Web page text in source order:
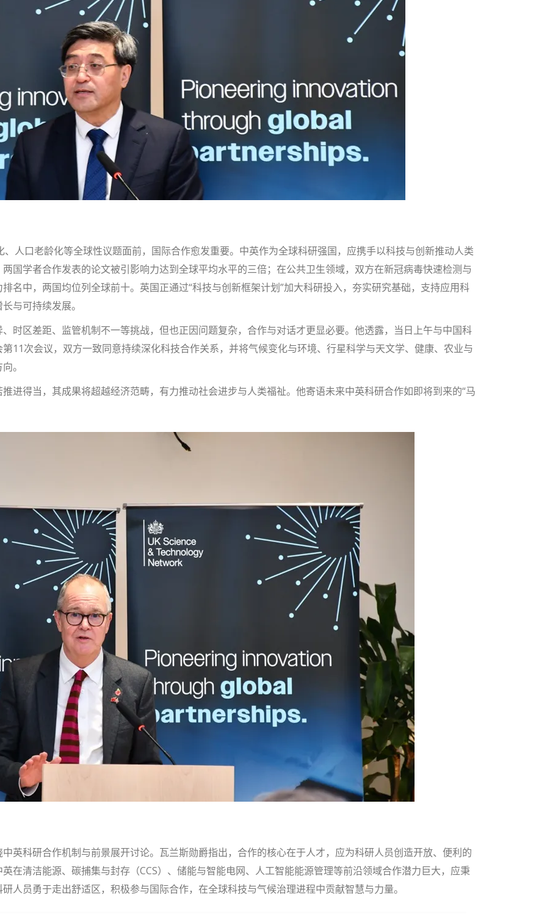
人口老龄化等全球性议题面前，国际合作愈发重要。中英作为全球科研强国，应携手以科技与创新推动人类
国学者合作发表的论文被引影响力达到全球平均水平的三倍；在公共卫生领域，双方在新冠病毒快速检测与
名中，两国均位列全球前十。英国正通过“科技与创新框架计划”加大科研投入，夯实研究基础，支持应用科
与可持续发展。
时区差距、监管机制不一等挑战，但也正因问题复杂，合作与对话才更显必要。他透露，当日上午与中国科
11次会议，双方一致同意持续深化科技合作关系，并将气候变化与环境、行星科学与天文学、健康、农业与
。
进得当，其成果将超越经济范畴，有力推动社会进步与人类福祉。他寄语未来中英科研合作如即将到来的“马
英科研合作机制与前景展开讨论。瓦兰斯勋爵指出，合作的核心在于人才，应为科研人员创造开放、便利的
在清洁能源、碳捕集与封存（CCS）、储能与智能电网、人工智能能源管理等前沿领域合作潜力巨大，应秉
人员勇于走出舒适区，积极参与国际合作，在全球科技与气候治理进程中贡献智慧与力量。